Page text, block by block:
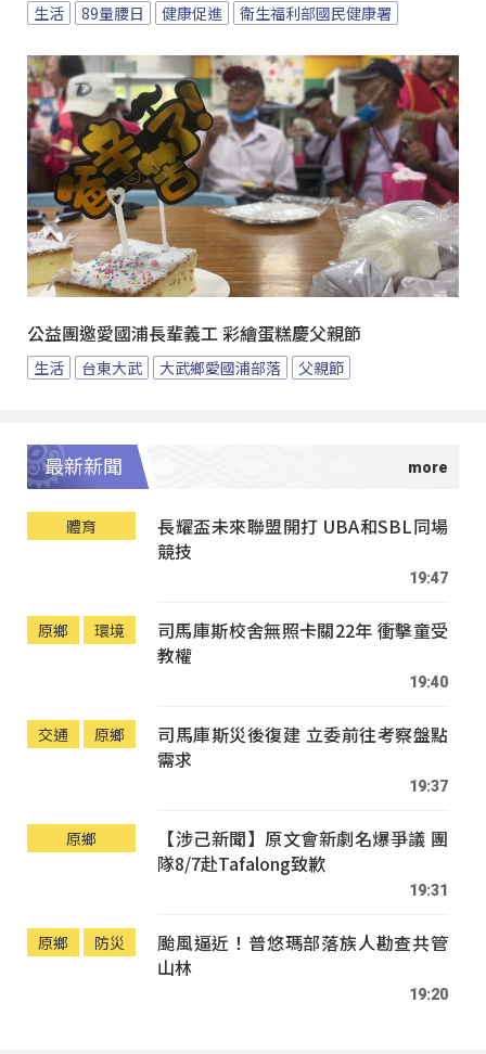
生活 89量腰日 健康促進 衛生福利部國民健康署
公益團邀愛國浦長輩義工 彩繪蛋糕慶父親節
生活 台東大武 大武鄉愛國浦部落 父親節
最新新聞
體育
長耀盃未來聯盟開打 UBA和SBL同場
競技
19:47
原鄉 環境
司馬庫斯校舍無照卡關22年 衝擊童受
教權
19:40
交通 原鄉
司馬庫斯災後復建 立委前往考察盤點
需求
19:37
原鄉
【涉己新聞】原文會新劇名爆爭議 團
隊8/7赴Tafalong致歉
19:31
原鄉 防災
颱風逼近！普悠瑪部落族人勘查共管
山林
19:20